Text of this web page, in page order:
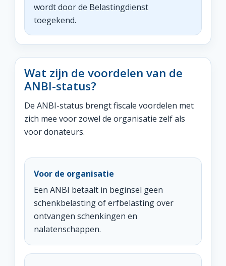
wordt door de Belastingdienst
toegekend.
Wat zijn de voordelen van de
ANBI-status?
De ANBI-status brengt fiscale voordelen met
zich mee voor zowel de organisatie zelf als
voor donateurs.
Voor de organisatie
Een ANBI betaalt in beginsel geen
schenkbelasting of erfbelasting over
ontvangen schenkingen en
nalatenschappen.